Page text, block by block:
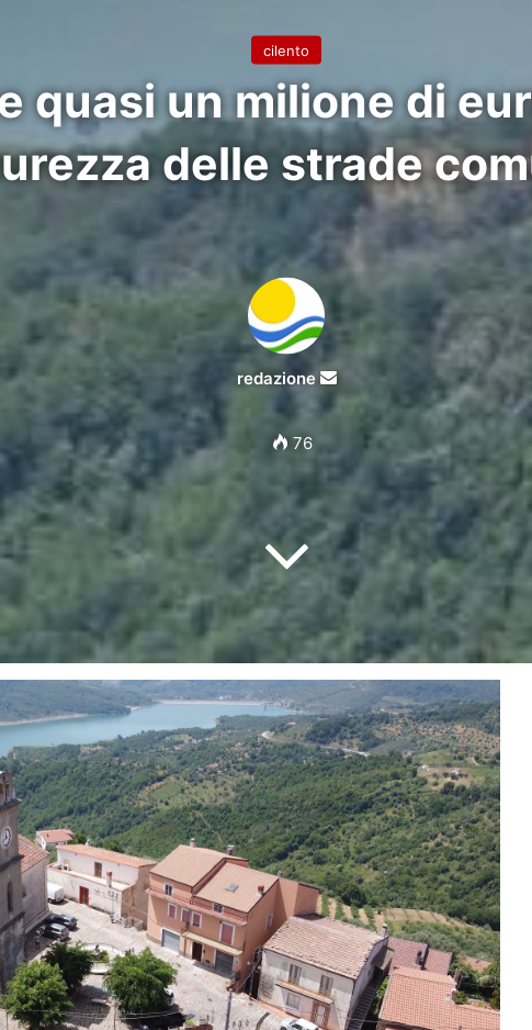
cilento
quasi un milione di
delle strade
redazione
Invia
un'email
76